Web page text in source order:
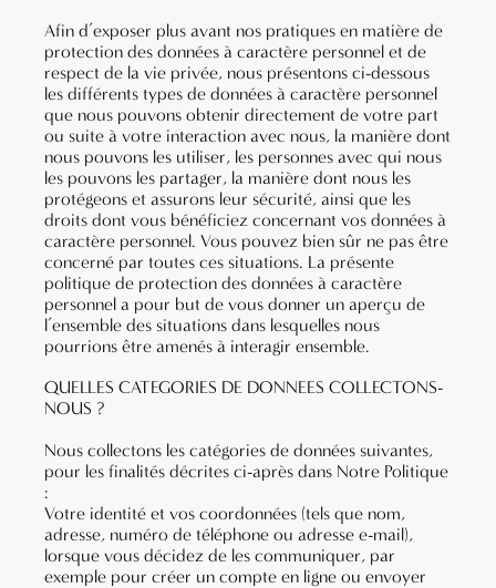
Afin d’exposer plus avant nos pratiques en matière de
protection des données à caractère personnel et de
respect de la vie privée, nous présentons ci-dessous
les différents types de données à caractère personnel
que nous pouvons obtenir directement de votre part
ou suite à votre interaction avec nous, la manière dont
nous pouvons les utiliser, les personnes avec qui nous
les pouvons les partager, la manière dont nous les
protégeons et assurons leur sécurité, ainsi que les
droits dont vous bénéficiez concernant vos données à
caractère personnel. Vous pouvez bien sûr ne pas être
concerné par toutes ces situations. La présente
politique de protection des données à caractère
personnel a pour but de vous donner un aperçu de
l’ensemble des situations dans lesquelles nous
pourrions être amenés à interagir ensemble.
QUELLES CATEGORIES DE DONNEES COLLECTONS-
NOUS ?
Nous collectons les catégories de données suivantes,
pour les finalités décrites ci-après dans Notre Politique
:
Votre identité et vos coordonnées (tels que nom,
adresse, numéro de téléphone ou adresse e-mail),
lorsque vous décidez de les communiquer, par
exemple pour créer un compte en ligne ou envoyer